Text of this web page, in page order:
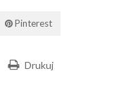
Pinterest
Drukuj